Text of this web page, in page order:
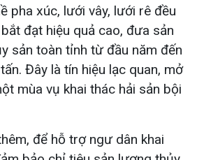
pha xúc, lưới vây, lưới rê đều
đạt hiệu quả cao, đưa sản
sản toàn tỉnh từ đầu năm đến
Đây là tín hiệu lạc quan, mở
mùa vụ khai thác hải sản bội
để hỗ trợ ngư dân khai